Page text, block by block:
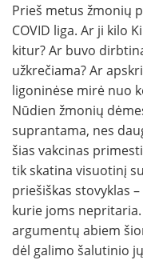
Prieš metus žmonių
COVID liga. Ar ji kilo
kitur? Ar buvo
užkrečiama? Ar
ligoninėse mirė nuo
Nūdien žmonių
suprantama, nes
šias vakcinas
tik skatina visuotinį
priešiškas stovyklas
kurie joms nepritaria.
argumentų abiem
dėl galimo šalutinio